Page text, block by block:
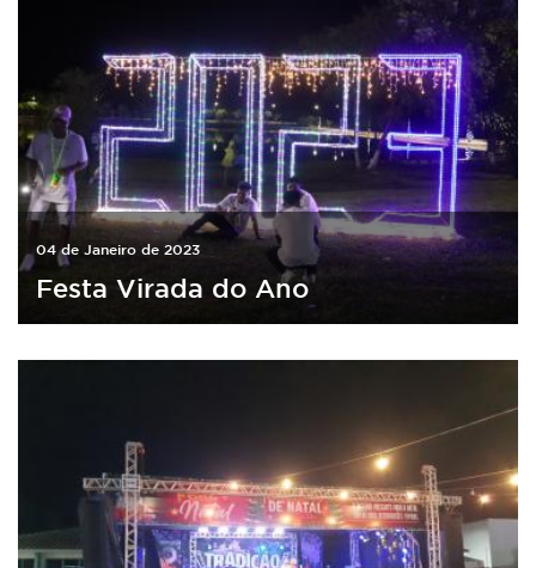
04 de Janeiro de 2023
Festa Virada do Ano